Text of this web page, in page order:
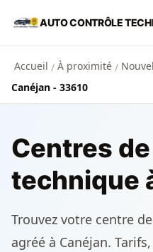
Aller au contenu principal
AUTO CONTRÔLE
Accueil / À proximité /
Canéjan - 33610
Centres
technique
Trouvez votre centre
agréé à Canéjan.